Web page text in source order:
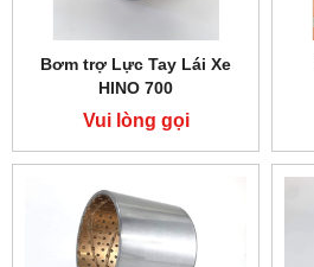
Bơm trợ Lực Tay Lái Xe
HINO 700
Vui lòng gọi